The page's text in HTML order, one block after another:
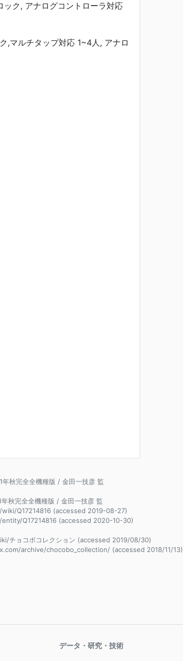
ク, アナログコントローラ対応
,マルチタップ対応 1~4人, アナロ
秋完全全機種版 / 金田一技彦 監
秋完全全機種版 / 金田一技彦 監
Q17214816 (accessed 2019-08-27)
Q17214816 (accessed 2020-10-30)
チョコボコレクション (accessed 2019/08/30)
archive/chocobo_collection/ (accessed 2018/11/13)
データ・研究・技術